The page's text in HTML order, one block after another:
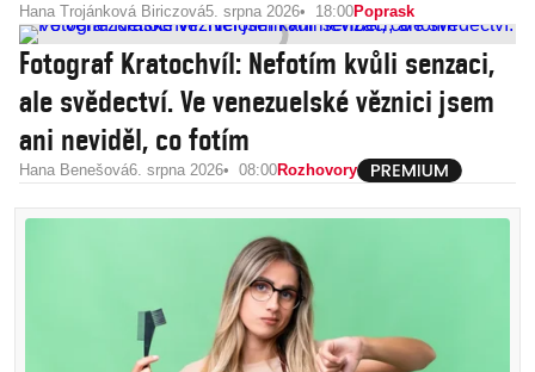
Hana Trojánková Biriczová5. srpna 2026 18:00Poprask
Fotograf Kratochvíl: Nefotím kvůli senzaci,
ale svědectví. Ve venezuelské věznici jsem
ani neviděl, co fotím
Hana Benešová6. srpna 2026 08:00Rozhovory